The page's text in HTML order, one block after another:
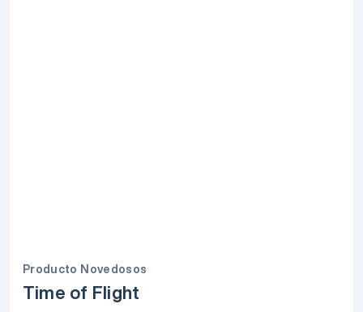
Producto Novedosos
Time of Flight